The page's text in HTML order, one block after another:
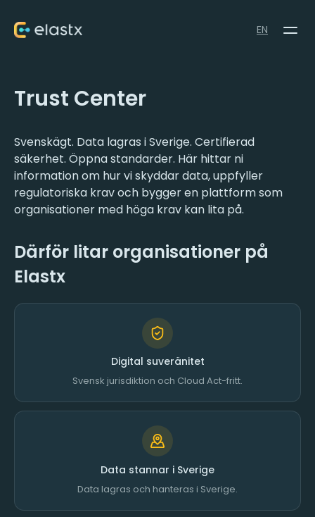
EN
Trust Center
Svenskägt. Data lagras i Sverige. Certifierad
säkerhet. Öppna standarder. Här hittar ni
information om hur vi skyddar data, uppfyller
regulatoriska krav och bygger en plattform som
organisationer med höga krav kan lita på.
Därför litar organisationer på
Elastx
Digital suveränitet
Svensk jurisdiktion och Cloud Act-fritt.
Data stannar i Sverige
Data lagras och hanteras i Sverige.